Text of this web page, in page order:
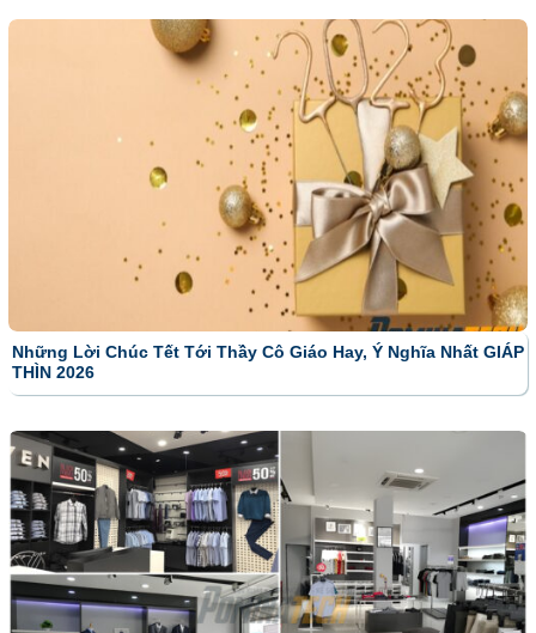
Những Lời Chúc Tết Tới Thầy Cô Giáo Hay, Ý Nghĩa Nhất GIÁP
THÌN 2026